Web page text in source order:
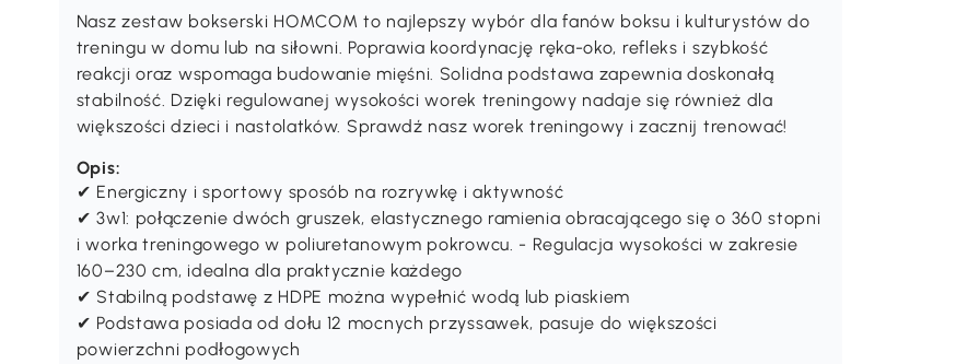
Nasz zestaw bokserski HOMCOM to najlepszy wybór dla fanów boksu i kulturystów do
treningu w domu lub na siłowni. Poprawia koordynację ręka-oko, refleks i szybkość
reakcji oraz wspomaga budowanie mięśni. Solidna podstawa zapewnia doskonałą
stabilność. Dzięki regulowanej wysokości worek treningowy nadaje się również dla
większości dzieci i nastolatków. Sprawdź nasz worek treningowy i zacznij trenować!
Opis:
✔ Energiczny i sportowy sposób na rozrywkę i aktywność
✔ 3w1: połączenie dwóch gruszek, elastycznego ramienia obracającego się o 360 stopni
i worka treningowego w poliuretanowym pokrowcu. - Regulacja wysokości w zakresie
160–230 cm, idealna dla praktycznie każdego
✔ Stabilną podstawę z HDPE można wypełnić wodą lub piaskiem
✔ Podstawa posiada od dołu 12 mocnych przyssawek, pasuje do większości
powierzchni podłogowych